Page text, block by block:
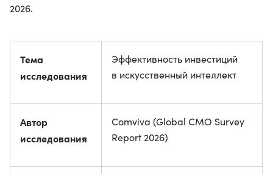
2026.
Тема
исследования
Эффективность инвестиций
в искусственный интеллект
Автор
исследования
Comviva (Global CMO Survey
Report 2026)